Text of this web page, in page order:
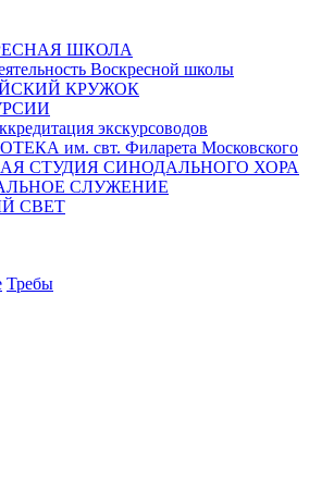
ШКОЛА
Воскресной школы
КРУЖОК
экскурсоводов
им. свт. Филарета Московского
СТУДИЯ СИНОДАЛЬНОГО ХОРА
СЛУЖЕНИЕ
СВЕТ
Требы